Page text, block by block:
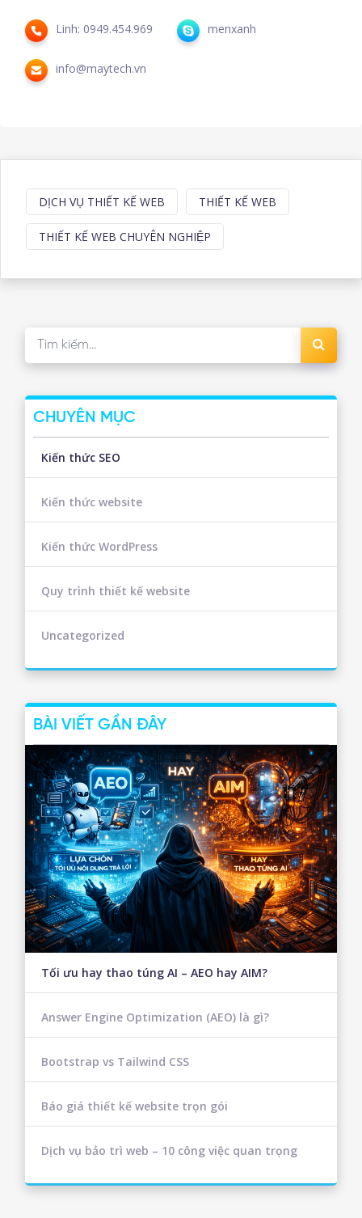
Linh: 0949.454.969 menxanh
info@maytech.vn
DỊCH VỤ THIẾT KẾ WEB THIẾT KẾ WEB
THIẾT KẾ WEB CHUYÊN NGHIỆP
CHUYÊN MỤC
Kiến thức SEO
Kiến thức website
Kiến thức WordPress
Quy trình thiết kế website
Uncategorized
BÀI VIẾT GẦN ĐÂY
Tối ưu hay thao túng AI – AEO hay AIM?
Answer Engine Optimization (AEO) là gì?
Bootstrap vs Tailwind CSS
Báo giá thiết kế website trọn gói
Dịch vụ bảo trì web – 10 công việc quan trọng